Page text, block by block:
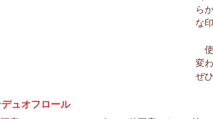
ら
な
使
変
ぜ
ュオフロール